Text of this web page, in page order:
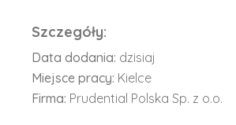
Szczegóły:
Data dodania: dzisiaj
Miejsce pracy: Kielce
Firma: Prudential Polska Sp. z o.o.